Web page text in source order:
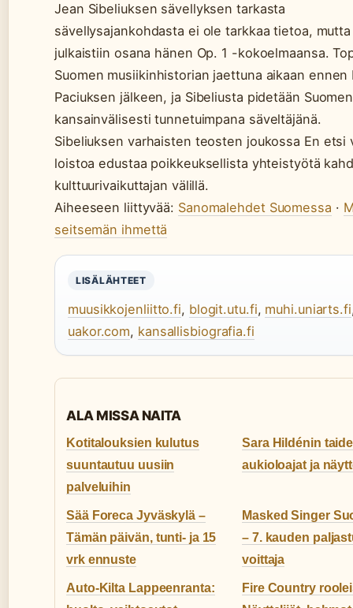
Jean Sibeliuksen sävellyksen tarkasta
sävellysajankohdasta ei ole tarkkaa tietoa,
julkaistiin osana hänen Op. 1 -kokoelmaansa.
Suomen musiikinhistorian jaettuna aikaan ennen
Paciuksen jälkeen, ja Sibeliusta pidetään Suomen
kansainvälisesti tunnetuimpana säveltäjänä.
Sibeliuksen varhaisten teosten joukossa En etsi
loistoa edustaa poikkeuksellista yhteistyötä
kulttuurivaikuttajan välillä.
Aiheeseen liittyvää: Sanomalehdet Suomessa ·
seitsemän ihmettä
LISÄLÄHTEET
muusikkojenliitto.fi, blogit.utu.fi, muhi.uniarts.fi
uakor.com, kansallisbiografia.fi
ALA MISSA NAITA
Kotitalouksien kulutus
suuntautuu uusiin
palveluihin
Sara Hildénin
aukioloajat ja
Sää Foreca Jyväskylä –
Tämän päivän, tunti- ja 15
vrk ennuste
Masked Singer
– 7. kauden
voittaja
Auto-Kilta Lappeenranta:
Fire Country